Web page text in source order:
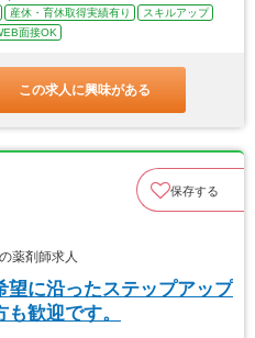
産休・育休取得実績有り
スキルアップ
面接OK
この求人に興味がある
保存する
薬剤師求人
望に沿ったステップアップ
歓迎です。